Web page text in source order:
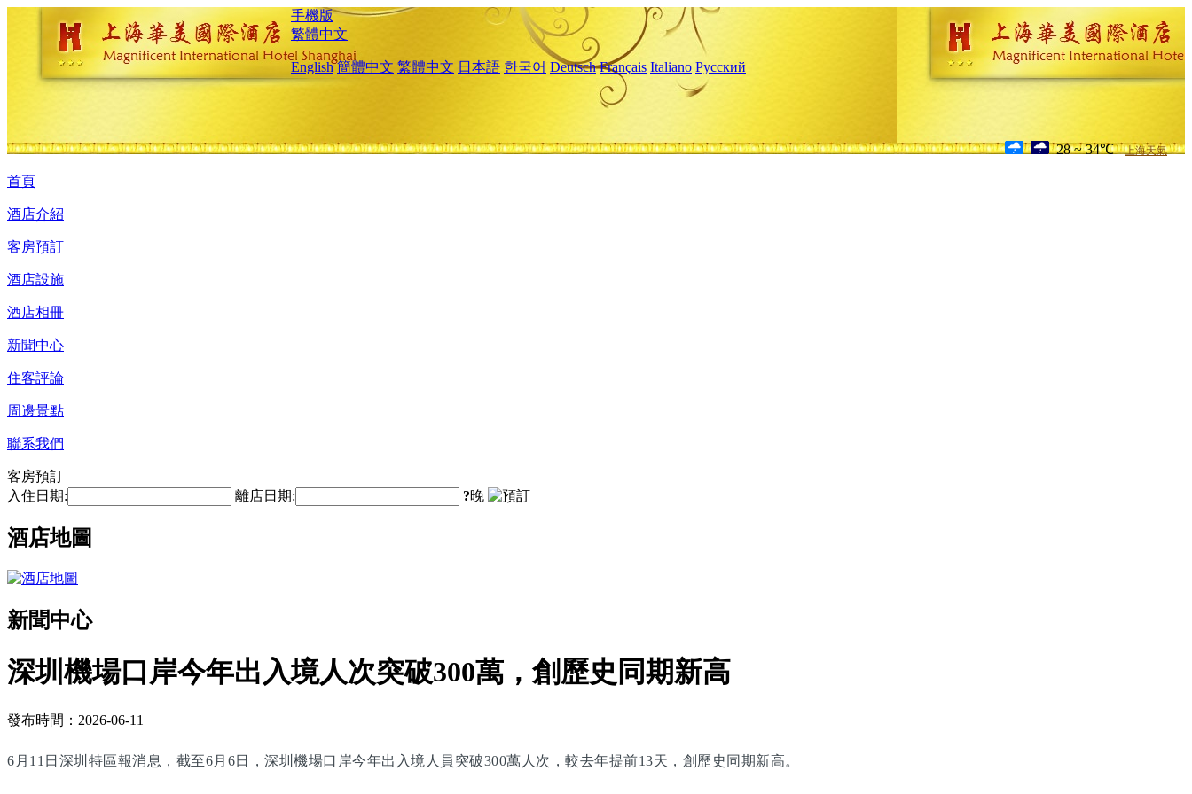
手機版
繁體中文
English 簡體中文 繁體中文 日本語 한국어 Deutsch Français Italiano Русский
28 ~ 34℃ 上海天氣
首頁
酒店介紹
客房預訂
酒店設施
酒店相冊
新聞中心
住客評論
周邊景點
聯系我們
客房預訂
入住日期:
離店日期: ?晚
酒店地圖
新聞中心
深圳機場口岸今年出入境人次突破300萬，創歷史同期新高
發布時間：2026-06-11
6月11日深圳特區報消息，截至6月6日，深圳機場口岸今年出入境人員突破300萬人次，較去年提前13天，創歷史同期新高。